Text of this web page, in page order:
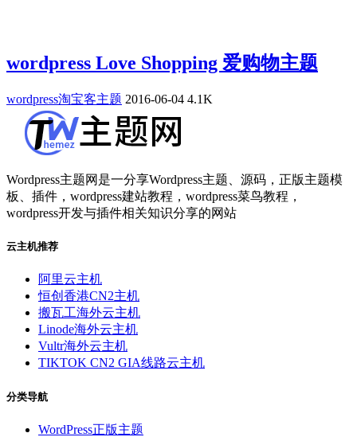
wordpress Love Shopping 爱购物主题
wordpress淘宝客主题 2016-06-04 4.1K
Wordpress主题网是一分享Wordpress主题、源码，正版主题模
板、插件，wordpress建站教程，wordpress菜鸟教程，
wordpress开发与插件相关知识分享的网站
云主机推荐
阿里云主机
恒创香港CN2主机
搬瓦工海外云主机
Linode海外云主机
Vultr海外云主机
TIKTOK CN2 GIA线路云主机
分类导航
WordPress正版主题